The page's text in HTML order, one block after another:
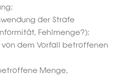
der Strafe
Fehlmenge?);
dem Vorfall betroffenen
Menge,